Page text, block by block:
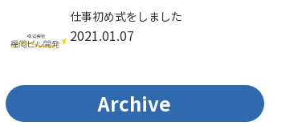
仕事初め式をしました
2021.01.07
Archive